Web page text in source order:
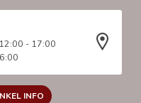
- 17:00
INFO